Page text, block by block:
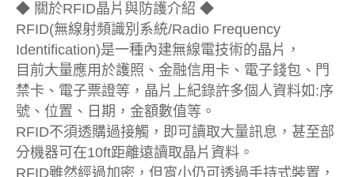
◆ 關於RFID晶片與防護介紹 ◆
RFID(無線射頻識別系統/Radio Frequency
Identification)是一種內建無線電技術的晶片，
目前大量應用於護照、金融信用卡、電子錢包、門
禁卡、電子票證等，晶片上紀錄許多個人資料如:序
號、位置、日期，金額數值等。
RFID不須透購過接觸，即可讀取大量訊息，甚至部
分機器可在10ft距離遠讀取晶片資料。
RFID雖然經過加密，但宵小仍可透過手持式裝置，